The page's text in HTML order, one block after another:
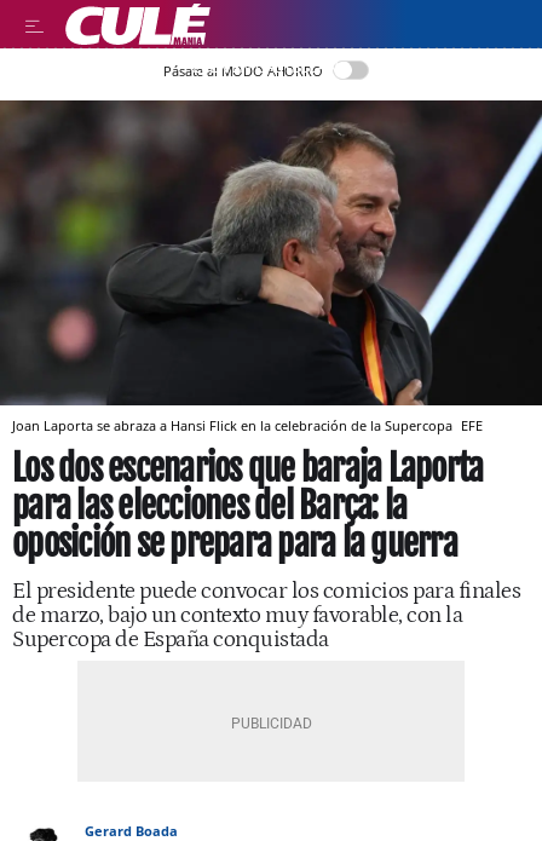
LEER EN CASTELLANO
Pásate al MODO AHORRO
Joan Laporta se abraza a Hansi Flick en la celebración de la Supercopa EFE
Los dos escenarios que baraja Laporta
para las elecciones del Barça: la
oposición se prepara para la guerra
El presidente puede convocar los comicios para finales
de marzo, bajo un contexto muy favorable, con la
Supercopa de España conquistada
Gerard Boada